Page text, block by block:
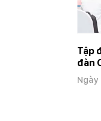
Tập
đàn
2025